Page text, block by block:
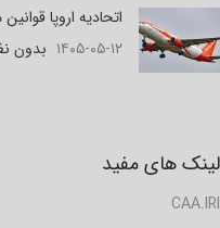
اتحادیه اروپا
۱۴۰۵-۰۵-۱۲ بدون
لینک های مفید
CAA.IRI